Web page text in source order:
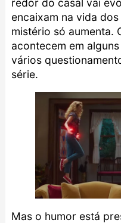
redor do casal vai
encaixam na vida
mistério só aumenta.
acontecem em
vários
série.
Mas o humor está